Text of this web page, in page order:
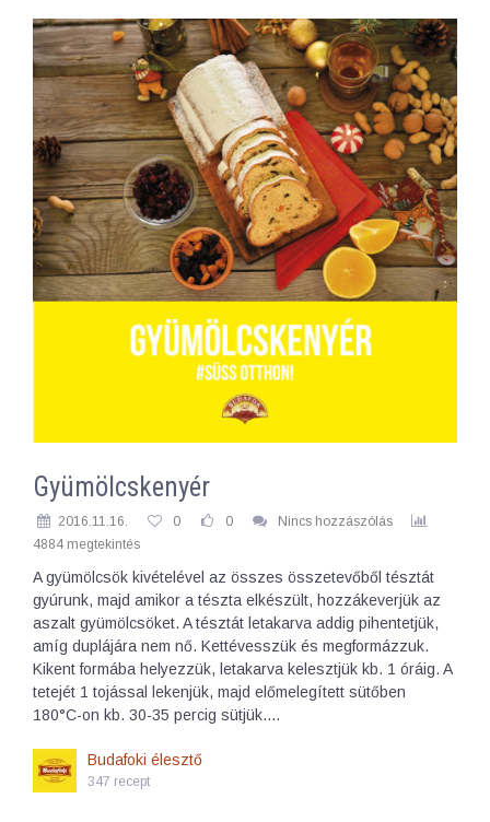
Gyümölcskenyér
2016.11.16. 0 0
Nincs hozzászólás
4884 megtekintés
A gyümölcsök kivételével az összes összetevőből tésztát
gyúrunk, majd amikor a tészta elkészült, hozzákeverjük az
aszalt gyümölcsöket. A tésztát letakarva addig pihentetjük,
amíg duplájára nem nő. Kettévesszük és megformázzuk.
Kikent formába helyezzük, letakarva kelesztjük kb. 1 óráig. A
tetejét 1 tojással lekenjük, majd előmelegített sütőben
180°C-on kb. 30-35 percig sütjük.…
Budafoki élesztő
347 recept